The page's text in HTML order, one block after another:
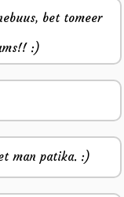
bet tomeer
:)
man patika. :)